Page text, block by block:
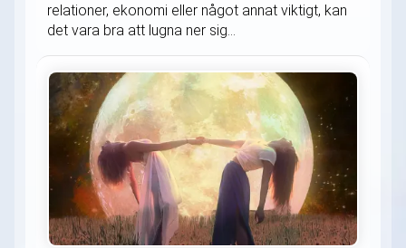
relationer, ekonomi eller något annat viktigt, kan
det vara bra att lugna ner sig...